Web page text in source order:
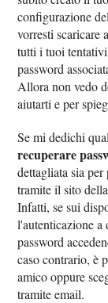
configurazione
vorresti scaricare
tutti i tuoi
password
Allora non vedo
aiutarti e per
Se mi dedichi
recuperare
dettagliata sia
tramite il sito
Infatti, se sui
l'autenticazione a
password
caso contrario, è
amico oppure
tramite email.